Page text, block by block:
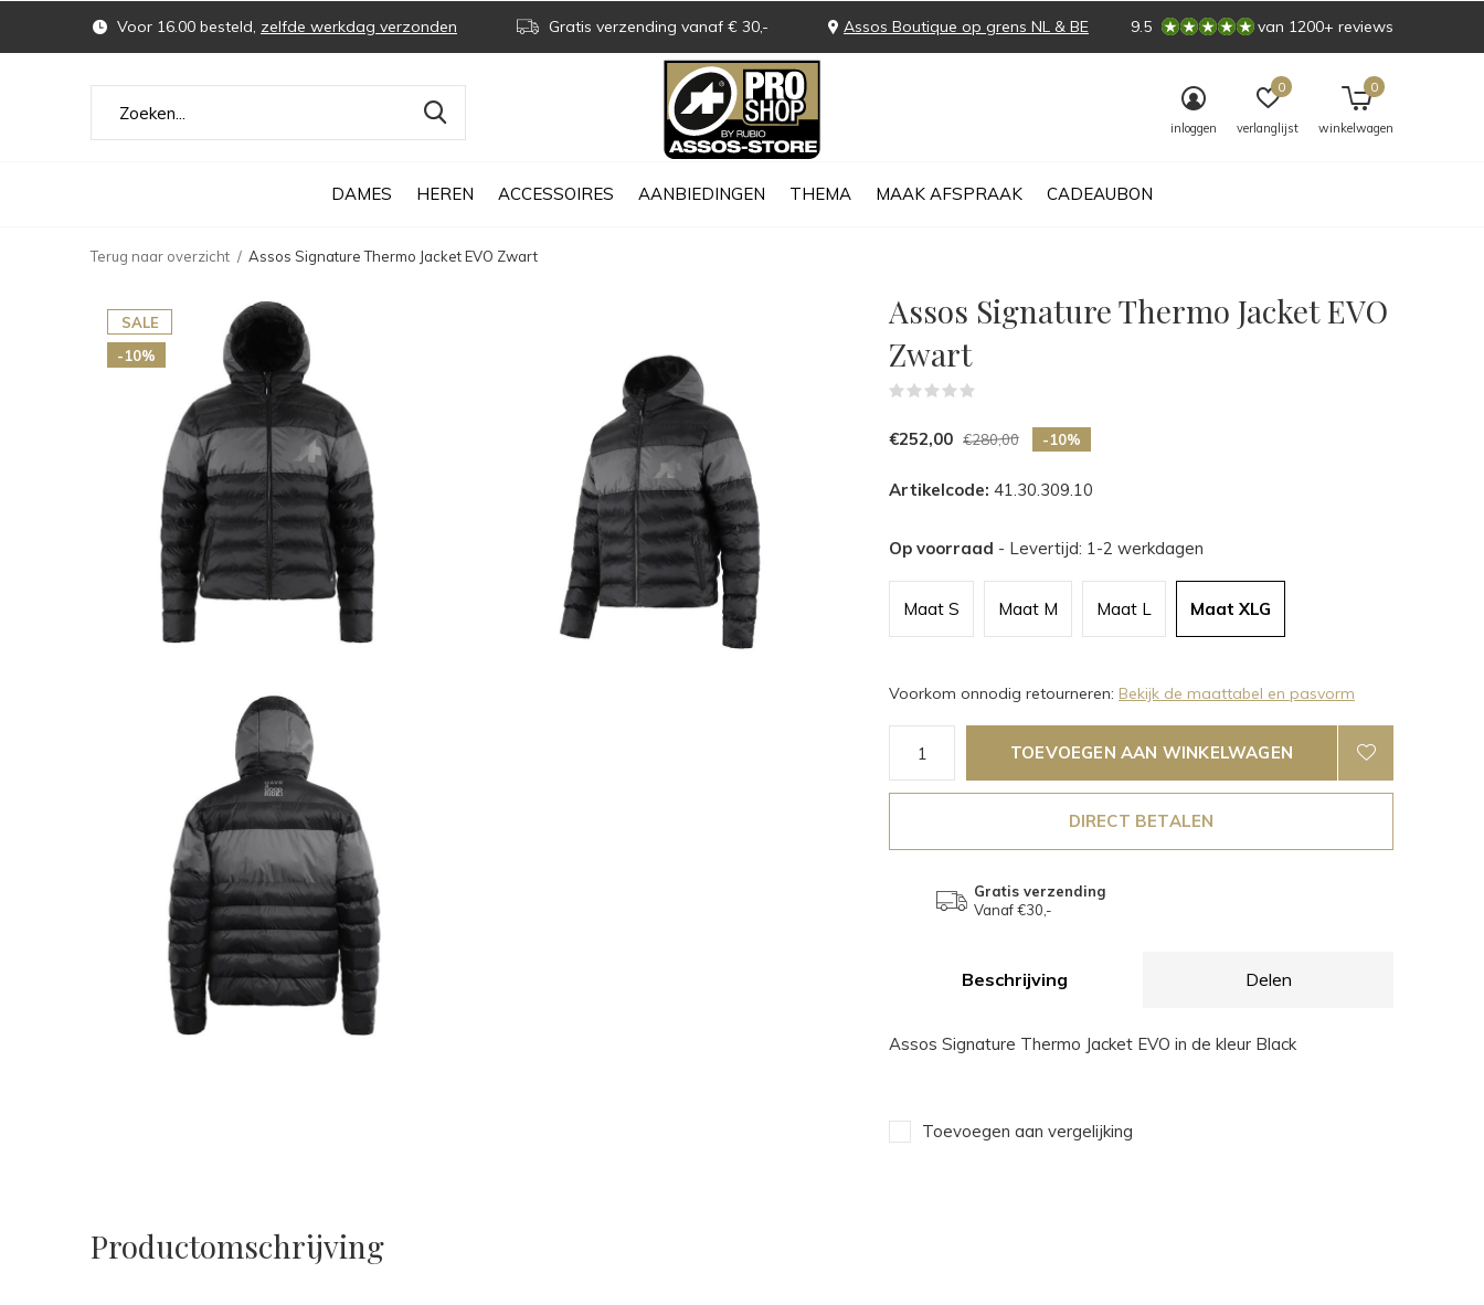
DAMES HEREN ACCESSOIRES AANBIEDINGEN THEMA MAAK AFSPRAAK CADEAUBON
inloggen verlanglijst
0
winkelwagen
0
Voor 16.00 besteld, zelfde werkdag verzonden Gratis verzending vanaf € 30,- Assos Boutique op grens NL & BE 9.5 van 1200+ reviews
Terug naar overzicht Assos Signature Thermo Jacket EVO Zwart
SALE
-10%
Assos Signature Thermo Jacket EVO
Zwart
€252,00 €280,00 -10%
Artikelcode: 41.30.309.10
Op voorraad - Levertijd: 1-2 werkdagen
Maat S Maat M Maat L Maat XLG
Voorkom onnodig retourneren: Bekijk de maattabel en pasvorm
TOEVOEGEN AAN WINKELWAGEN
DIRECT BETALEN
Gratis verzending
Vanaf €30,-
Beschrijving Delen
Assos Signature Thermo Jacket EVO in de kleur Black
Toevoegen aan vergelijking
Productomschrijving